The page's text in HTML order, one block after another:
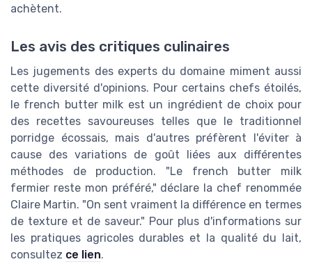
achètent.
Les avis des critiques culinaires
Les jugements des experts du domaine miment aussi
cette diversité d'opinions. Pour certains chefs étoilés,
le french butter milk est un ingrédient de choix pour
des recettes savoureuses telles que le traditionnel
porridge écossais, mais d'autres préfèrent l'éviter à
cause des variations de goût liées aux différentes
méthodes de production. "Le french butter milk
fermier reste mon préféré," déclare la chef renommée
Claire Martin. "On sent vraiment la différence en termes
de texture et de saveur." Pour plus d'informations sur
les pratiques agricoles durables et la qualité du lait,
consultez ce lien.